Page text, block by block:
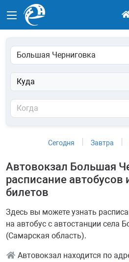
Куда
Сегодня Завтра
Автовокзал Большая
расписание автобусов
билетов
Здесь вы можете узнать
на автобус с автостанции села
(Самарская область).
Автовокзал находится по